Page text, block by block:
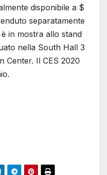
disponibile a $
separatamente
in mostra allo stand
nella South Hall 3
Center. Il CES 2020